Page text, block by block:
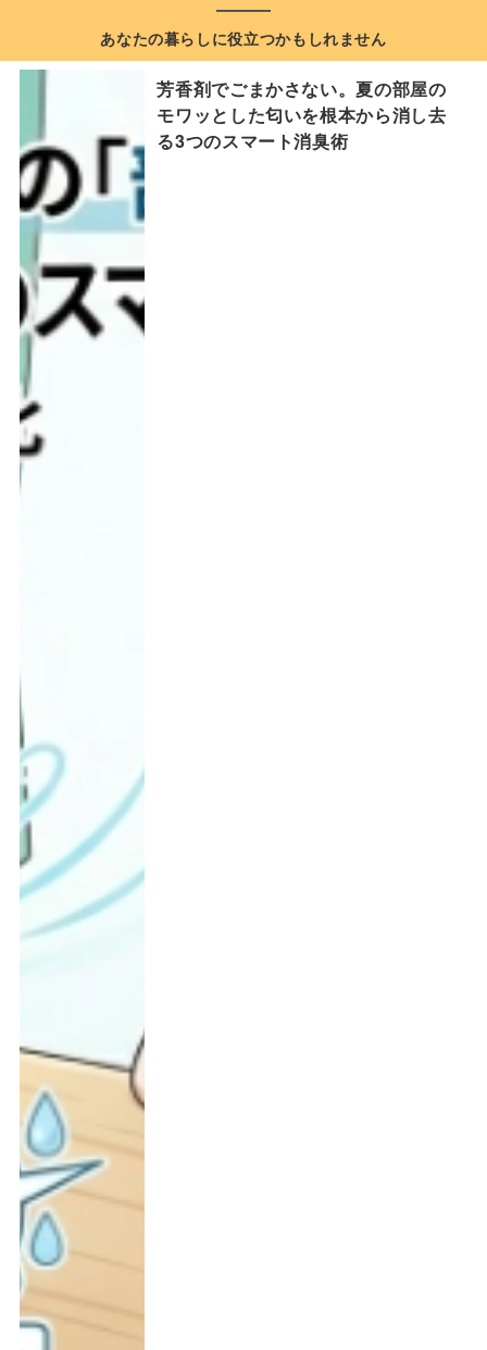
あなたの暮らしに役立つかもしれません
芳香剤でごまかさない。夏の部屋の
モワッとした匂いを根本から消し去
る3つのスマート消臭術